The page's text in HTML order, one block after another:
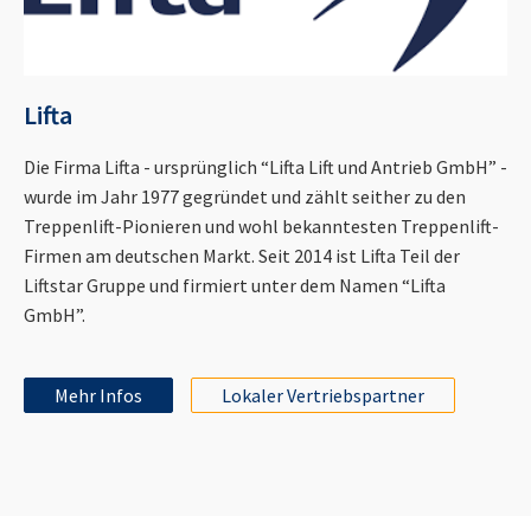
Lifta
Die Firma Lifta - ursprünglich “Lifta Lift und Antrieb GmbH” -
wurde im Jahr 1977 gegründet und zählt seither zu den
Treppenlift-Pionieren und wohl bekanntesten Treppenlift-
Firmen am deutschen Markt. Seit 2014 ist Lifta Teil der
Liftstar Gruppe und firmiert unter dem Namen “Lifta
GmbH”.
Mehr Infos Lokaler Vertriebspartner